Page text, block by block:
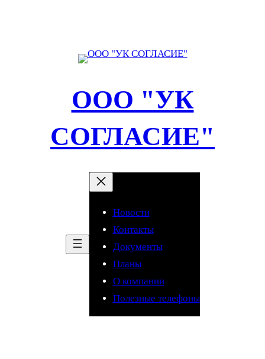
ООО "УК
СОГЛАСИЕ"
Новости
Контакты
Документы
Планы
О компании
Полезные телефоны